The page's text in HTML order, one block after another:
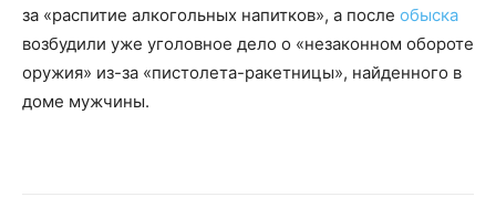
за «распитие алкогольных напитков», а после обыска
возбудили уже уголовное дело о «незаконном обороте
оружия» из-за «пистолета-ракетницы», найденного в
доме мужчины.